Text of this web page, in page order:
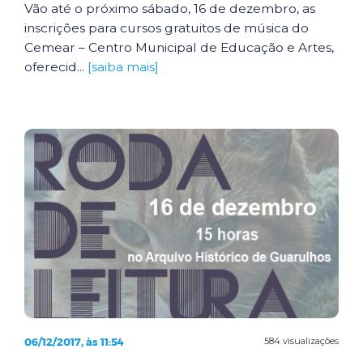
Vão até o próximo sábado, 16 de dezembro, as
inscrições para cursos gratuitos de música do
Cemear – Centro Municipal de Educação e Artes,
oferecid... [saiba mais]
584 visualizações
06/12/2017, às 11:54